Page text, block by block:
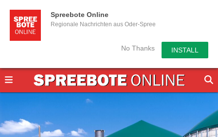
Spreebote Online
Regionale Nachrichten aus Oder-Spree
No Thanks INSTALL